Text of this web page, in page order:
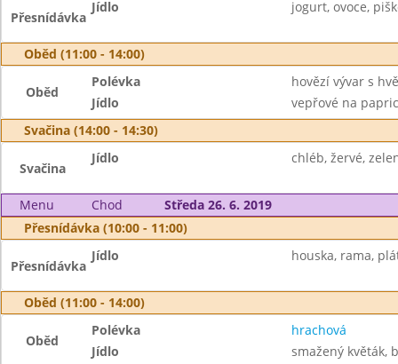
Přesnídávka
Jídlo jogurt, ovoce,
Oběd (11:00 - 14:00)
Oběd
Polévka
hovězí vývar s
Jídlo
vepřové na
Svačina (14:00 - 14:30)
Svačina
Jídlo chléb, žervé,
Menu Chod
Středa 26. 6. 2019
Přesnídávka (10:00 - 11:00)
Přesnídávka
Jídlo houska, rama,
Oběd (11:00 - 14:00)
Oběd
Polévka
hrachová
Jídlo
smažený květák,